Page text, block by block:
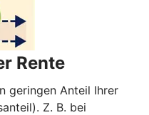
Rente
geringen Anteil Ihrer
Z. B. bei